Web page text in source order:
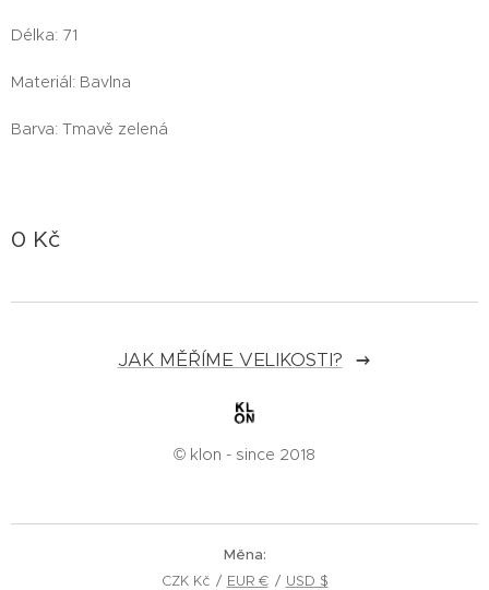
Délka: 71
Materiál: Bavlna
Barva: Tmavě zelená
0 Kč
JAK MĚŘÍME VELIKOSTI?
© klon - since 2018
Měna
CZK Kč
EUR € USD $